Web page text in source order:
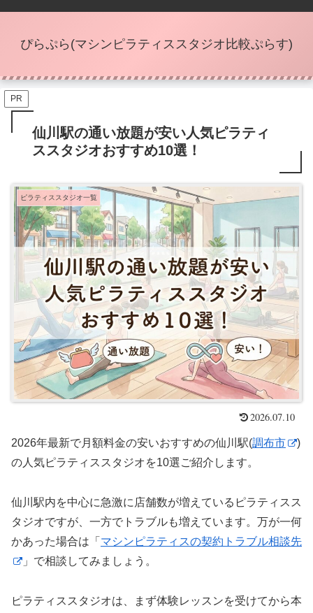
ぴらぷら(マシンピラティススタジオ比較ぷらす)
PR
仙川駅の通い放題が安い人気ピラティ
ススタジオおすすめ10選！
ピラティススタジオ一覧
2026.07.10
2026年最新で月額料金の安いおすすめの仙川駅(調布市
)
の人気ピラティススタジオを10選ご紹介します。
仙川駅内を中心に急激に店舗数が増えているピラティスス
タジオですが、一方でトラブルも増えています。万が一何
かあった場合は「 マシンピラティスの契約トラブル相談先
」で相談してみましょう。
ピラティススタジオは、まず体験レッスンを受けてから本